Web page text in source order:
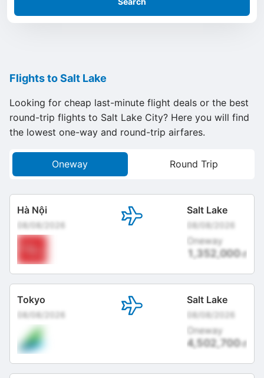
Flights to Salt Lake
Looking for cheap last-minute flight deals or the best
round-trip flights to Salt Lake City? Here you will find
the lowest one-way and round-trip airfares.
Oneway Round Trip
Hà Nội
08/08/2026
Salt Lake
08/08/2026
Oneway
1,352,000đ
Tokyo
08/08/2026
Salt Lake
08/08/2026
Oneway
4,502,700đ